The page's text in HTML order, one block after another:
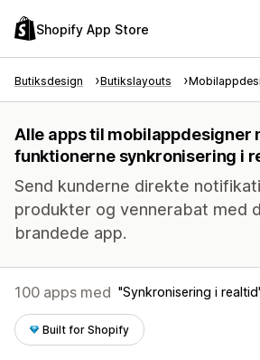
Shopify App Store
Butiksdesign Butikslayouts
Alle apps til mobilappdesigner
funktionerne synkronisering i
Send kunderne direkte
produkter og vennerabat med
brandede app.
100 apps med Synkronisering i realtid
Built for Shopify